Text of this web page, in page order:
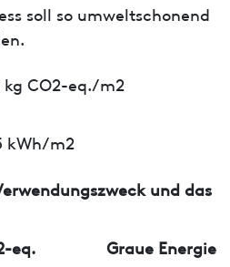
soll so umweltschonend
kg CO2-eq./m2
kWh/m2
und das
eq.
Graue Energie